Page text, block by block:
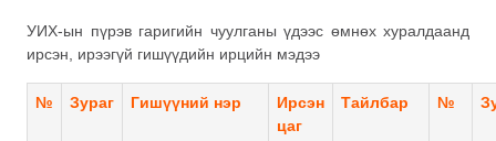
УИХ-ын пүрэв гаригийн чуулганы үдээс өмнөх хуралдаанд
ирсэн, ирээгүй гишүүдийн ирцийн мэдээ
№ Зураг Гишүүний нэр
Ирсэн
цаг
Тайлбар №